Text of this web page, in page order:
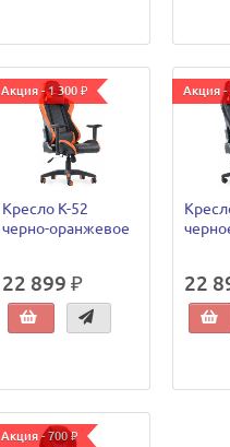
Акция - 1 300 ₽
Кресло К-52
черно-оранжевое
22 899 ₽
Акция -
22
Акция - 700 ₽